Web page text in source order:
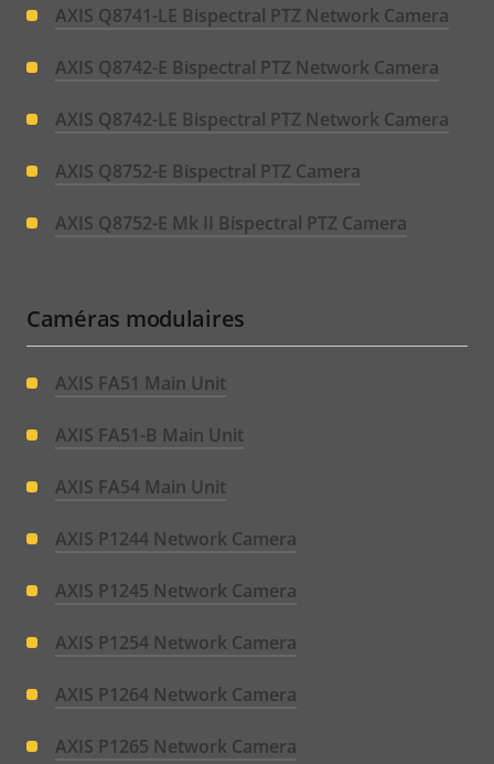
AXIS Q8741-LE Bispectral PTZ Network Camera
AXIS Q8742-E Bispectral PTZ Network Camera
AXIS Q8742-LE Bispectral PTZ Network Camera
AXIS Q8752-E Bispectral PTZ Camera
AXIS Q8752-E Mk II Bispectral PTZ Camera
Caméras modulaires
AXIS FA51 Main Unit
AXIS FA51-B Main Unit
AXIS FA54 Main Unit
AXIS P1244 Network Camera
AXIS P1245 Network Camera
AXIS P1254 Network Camera
AXIS P1264 Network Camera
AXIS P1265 Network Camera